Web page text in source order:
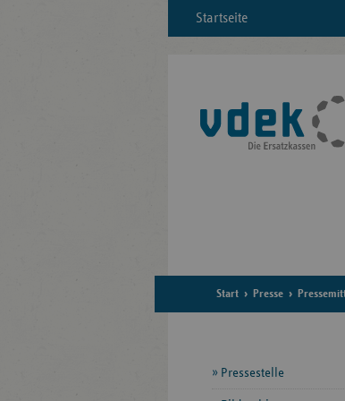
Startseite
Start Presse
Seitennavigation
Pressestelle